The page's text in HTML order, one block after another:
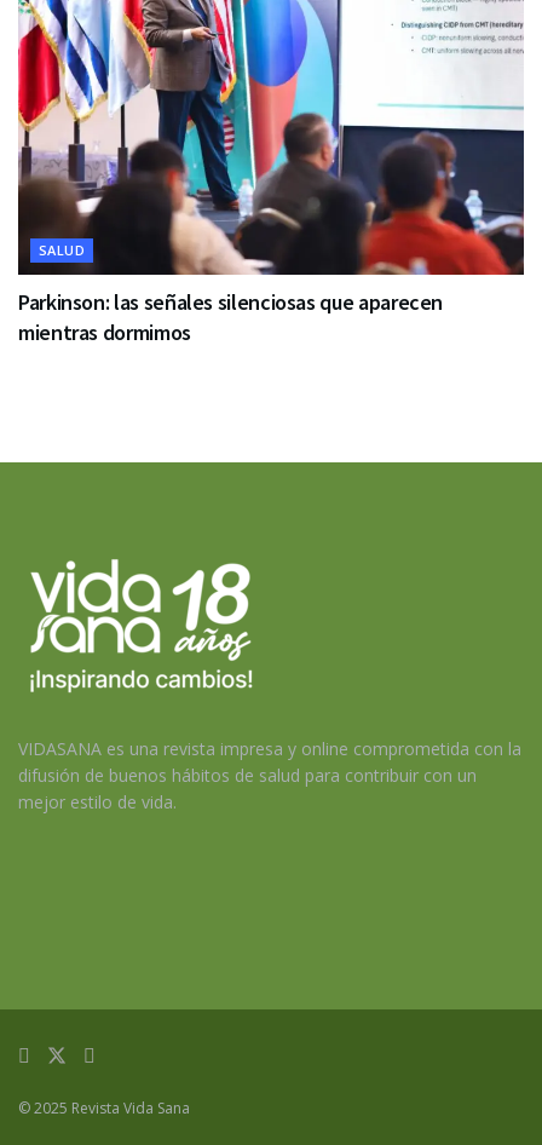
SALUD
Parkinson: las señales silenciosas que aparecen
mientras dormimos
VIDASANA es una revista impresa y online comprometida con la
difusión de buenos hábitos de salud para contribuir con un
mejor estilo de vida.
© 2025 Revista Vida Sana